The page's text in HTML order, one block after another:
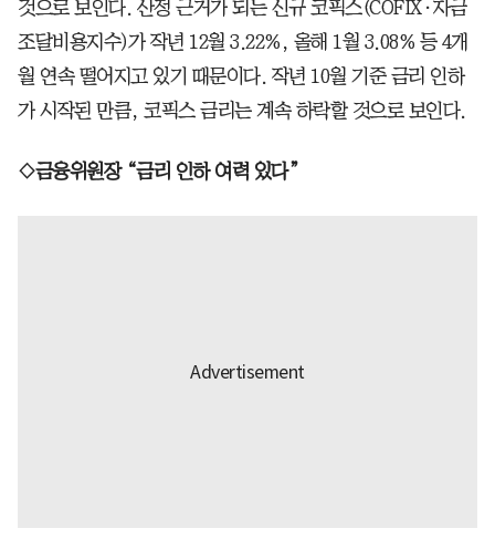
것으로 보인다. 산정 근거가 되는 신규 코픽스(COFIX·자금
조달비용지수)가 작년 12월 3.22%, 올해 1월 3.08% 등 4개
월 연속 떨어지고 있기 때문이다. 작년 10월 기준 금리 인하
가 시작된 만큼, 코픽스 금리는 계속 하락할 것으로 보인다.
◇금융위원장 “금리 인하 여력 있다”